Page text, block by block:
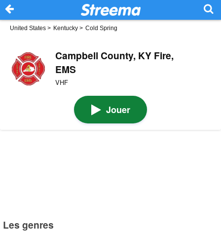
United States > Kentucky > Cold Spring
Campbell County, KY Fire,
EMS
VHF
Jouer
Les genres